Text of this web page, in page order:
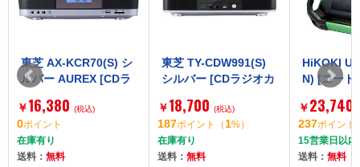
東芝 AX-KCR70(S) シ
ルバー AUREX [CDラ
/ Bluetooth対応)]
￥16,380 (税込)
0ポイント
在庫有り
送料： 無料
東芝 TY-CDW991(S)
シルバー [CDラジオカ
￥18,700 (税込)
187ポイント （ 1%）
在庫有り
送料： 無料
HiKOKI
N) [コード
h搭載) 本
ッテリー
￥23,740
237ポイント
15営業日以内
送料： 無料